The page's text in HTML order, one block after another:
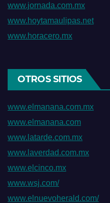
www.jornada.com.mx
www.hoytamaulipas.net
www.horacero.mx
OTROS SITIOS
www.elmanana.com.mx
www.elmanana.com
www.latarde.com.mx
www.laverdad.com.mx
www.elcinco.mx
www.wsj.com/
www.elnuevoherald.com/